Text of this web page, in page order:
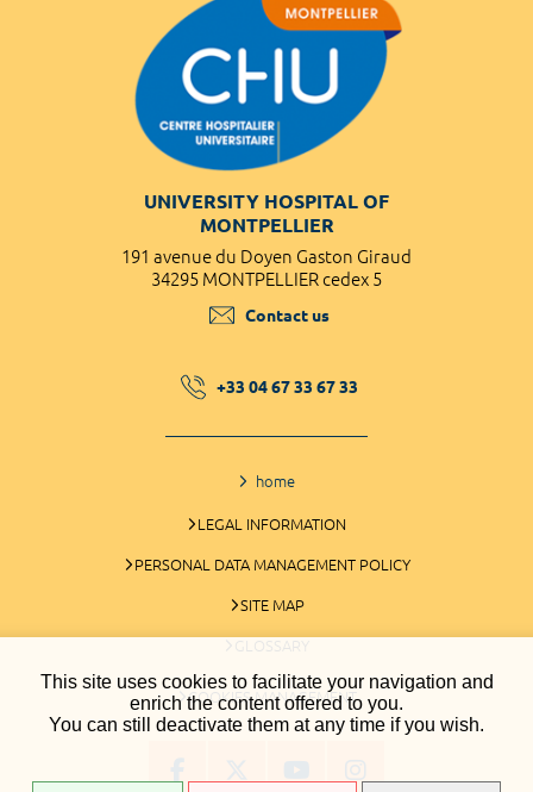
This site uses cookies to facilitate your navigation and
enrich the content offered to you.
You can still deactivate them at any time if you wish.
UNIVERSITY HOSPITAL OF
MONTPELLIER
191 avenue du Doyen Gaston Giraud
34295 MONTPELLIER cedex 5
Contact us
+33 04 67 33 67 33
home
LEGAL INFORMATION
PERSONAL DATA MANAGEMENT POLICY
SITE MAP
GLOSSARY
COOKIES MANAGEMENT